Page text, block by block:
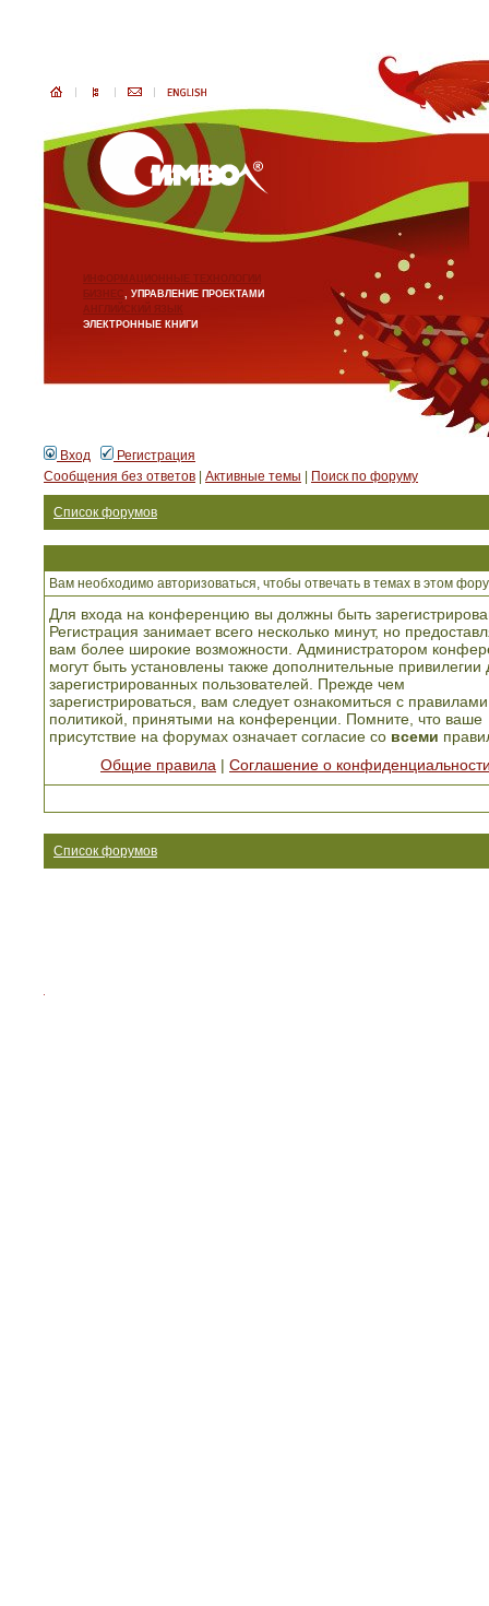
ИНФОРМАЦИОННЫЕ ТЕХНОЛОГИИ
БИЗНЕС, УПРАВЛЕНИЕ ПРОЕКТАМИ
АНГЛИЙСКИЙ ЯЗЫК
ЭЛЕКТРОННЫЕ КНИГИ
Вход
Регистрация
Сообщения без ответов
Активные темы Поиск по форуму
Список форумов
Вам необходимо авторизоваться, чтобы отвечать в темах в этом
Для входа на конференцию вы должны быть
Регистрация занимает всего несколько минут, но
вам более широкие возможности. Администратором
могут быть установлены также дополнительные привилегии
зарегистрированных пользователей. Прежде чем
зарегистрироваться, вам следует ознакомиться с
политикой, принятыми на конференции. Помните, что ваше
присутствие на форумах означает согласие со всеми
Общие правила
Соглашение о
Список форумов